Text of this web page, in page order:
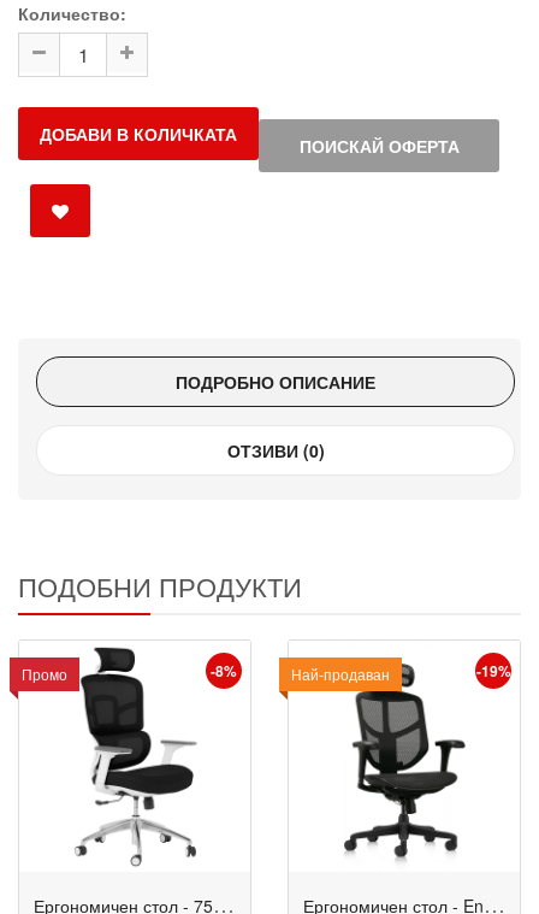
Количество:
ДОБАВИ В КОЛИЧКАТА ПОИСКАЙ ОФЕРТА
ПОДРОБНО ОПИСАНИЕ
ОТЗИВИ (0)
ПОДОБНИ ПРОДУКТИ
Промо -8%
Е
ргономичен стол - 7579 черен
Промо
Най-продаван -19%
Е
ргономичен стол - Enjoy 2 Project